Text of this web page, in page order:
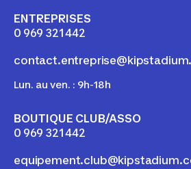
ENTREPRISES
0 969 321 442
Lun. au ven. : 9h-18h
BOUTIQUE CLUB/ASSO
0 969 321 442